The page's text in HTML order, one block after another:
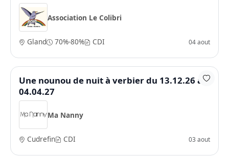
Association Le Colibri
Gland 70%-80% CDI 04 aout
Une nounou de nuit à verbier du 13.12.26 au
04.04.27
Ma Nanny
Cudrefin CDI 03 aout